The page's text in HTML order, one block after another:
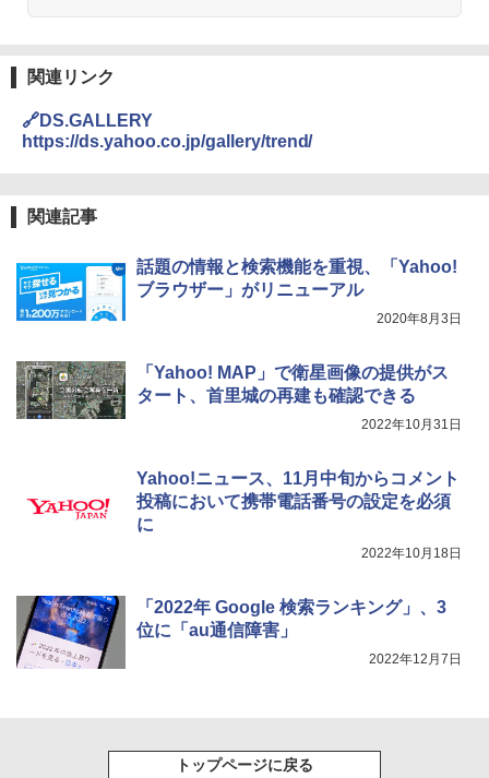
関連リンク
🔗DS.GALLERY
https://ds.yahoo.co.jp/gallery/trend/
関連記事
話題の情報と検索機能を重視、「Yahoo!
ブラウザー」がリニューアル
2020年8月3日
「Yahoo! MAP」で衛星画像の提供がス
タート、首里城の再建も確認できる
2022年10月31日
Yahoo!ニュース、11月中旬からコメント
投稿において携帯電話番号の設定を必須
に
2022年10月18日
「2022年 Google 検索ランキング」、3
位に「au通信障害」
2022年12月7日
トップページに戻る